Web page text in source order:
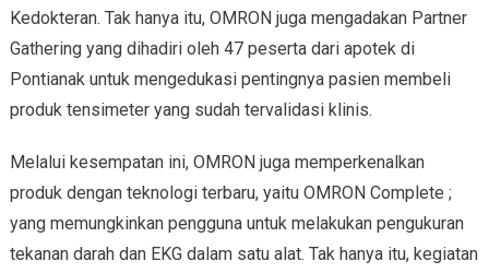
Kedokteran. Tak hanya itu, OMRON juga mengadakan Partner
Gathering yang dihadiri oleh 47 peserta dari apotek di
Pontianak untuk mengedukasi pentingnya pasien membeli
produk tensimeter yang sudah tervalidasi klinis.
Melalui kesempatan ini, OMRON juga memperkenalkan
produk dengan teknologi terbaru, yaitu OMRON Complete ;
yang memungkinkan pengguna untuk melakukan pengukuran
tekanan darah dan EKG dalam satu alat. Tak hanya itu, kegiatan